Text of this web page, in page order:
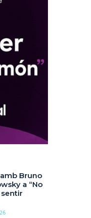
Bruno
a “No